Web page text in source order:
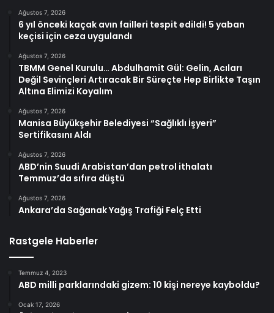
Ağustos 7, 2026
6 yıl önceki kaçak avın failleri tespit edildi! 5 yaban
keçisi için ceza uygulandı
Ağustos 7, 2026
TBMM Genel Kurulu… Abdulhamit Gül: Gelin, Acıları
Değil Sevinçleri Artıracak Bir Süreçte Hep Birlikte Taşın
Altına Elimizi Koyalım
Ağustos 7, 2026
Manisa Büyükşehir Belediyesi “Sağlıklı İşyeri”
Sertifikasını Aldı
Ağustos 7, 2026
ABD’nin Suudi Arabistan’dan petrol ithalatı
Temmuz’da sıfıra düştü
Ağustos 7, 2026
Ankara’da Sağanak Yağış Trafiği Felç Etti
Rastgele Haberler
Temmuz 4, 2023
ABD milli parklarındaki gizem: 10 kişi nereye kayboldu?
Ocak 17, 2026